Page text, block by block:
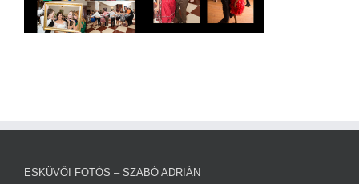
ESKÜVŐI FOTÓS – SZABÓ ADRIÁN